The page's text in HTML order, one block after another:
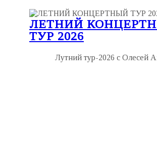
ЛЕТНИЙ
ТУР 2026
Лутний тур-2026 с Олесей